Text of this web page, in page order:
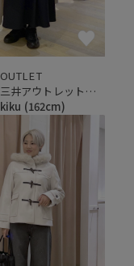
OUTLET
三井アウトレットパーク 仙台港
kiku (162cm)